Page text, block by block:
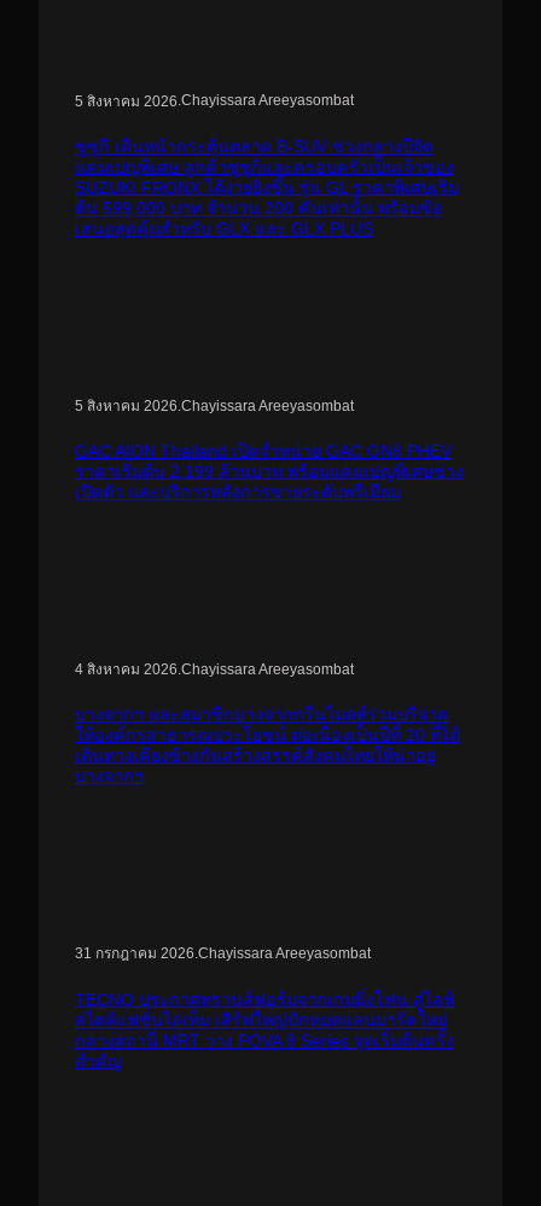
5 สิงหาคม 2026.Chayissara Areeyasombat
ซูซูกิ เดินหน้ากระตุ้นตลาด B-SUV ช่วงกลางปีจัด
แคมเปญพิเศษ ลูกค้าซูซูกิและครอบครัวเป็นเจ้าของ
SUZUKI FRONX ได้ง่ายยิ่งขึ้น รุ่น GL ราคาพิเศษเริ่ม
ต้น 599,000 บาท จำนวน 200 คันเท่านั้น พร้อมข้อ
เสนอสุดคุ้มสำหรับ GLX และ GLX PLUS
5 สิงหาคม 2026 Chayissara Areeyasombat
GAC AION Thailand เปิดจำหน่าย GAC GN8 PHEV
ราคาเริ่มต้น 2.199 ล้านบาท พร้อมแคมเปญพิเศษช่วง
เปิดตัว และบริการหลังการขายระดับพรีเมียม
4 สิงหาคม 2026 Chayissara Areeyasombat
บางจากฯ และสมาชิกบางจากกรีนไมลส์ร่วมบริจาค
ให้องค์กรสาธารณประโยชน์ ต่อเนื่องเป็นปีที่ 20 ที่ได้
เดินทางเคียงข้างกันสร้างสรรค์สังคมไทยให้น่าอยู่
บางจากฯ
31 กรกฎาคม 2026.Chayissara Areeyasombat
TECNO ประกาศทรานส์ฟอร์มจากเกมมิ่งโฟน สู่ไลฟ์
สไตล์แฟชั่นไอเท็ม เสิร์ฟใหญ่ปักหมุดแลนมาร์คใหม่
กลางสถานี MRT วาง POVA 8 Series จุดเริ่มต้นครั้ง
สำคัญ